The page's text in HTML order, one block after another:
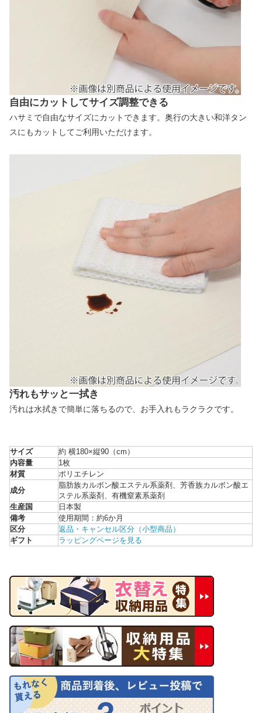
自由にカットしてサイズ調整できる
ハサミで自由なサイズにカットできます。奥行の大きい和洋タン
スにもカットしてご利用いただけます。
汚れもサッと一拭き
汚れは水拭きで簡単に落ちるので、お手入れもラクラクです。
サイズ
約 横180×縦90（cm）
内容量
1枚
材質
ポリエチレン
成分
脂肪族カルボン酸エステル系薬剤、芳香族カルボン酸エ
ステル系薬剤、有機窒素系薬剤
生産国
日本製
備考
使用期間：約6か月
区分
返品・キャンセル区分（小型商品）
ギフト
ラッピングページを見る